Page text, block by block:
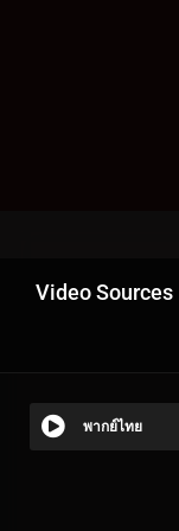
Video Sources
พากย์ไทย